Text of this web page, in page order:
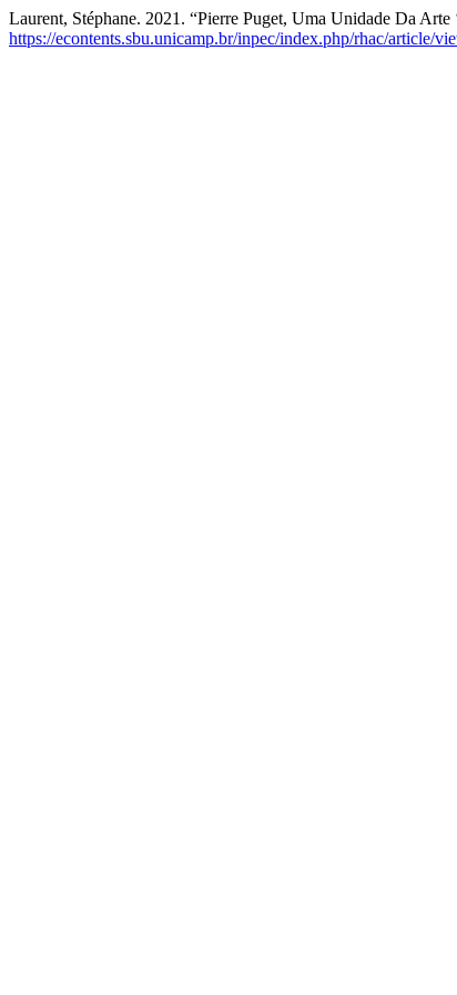
Laurent, Stéphane. 2021. “Pierre Puget, Uma Unidade Da Arte
https://econtents.sbu.unicamp.br/inpec/index.php/rhac/article/